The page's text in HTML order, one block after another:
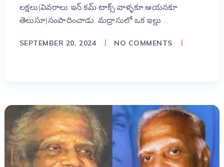
లక్షలు(వివరాలు ఇన్ కమ్ టాక్స్ వాళ్ళకూ,ఆయనకూ
తెలుసూ)సంపాదించాడు. మద్రాసులో ఒక ఇల్లు …
SEPTEMBER 20, 2024 NO COMMENTS